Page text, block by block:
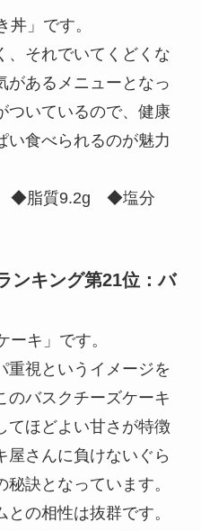
」です。
、それでいてくどくな
があるメニューとなっ
ついているので、健康
い食べられるのが魅力
◆脂質9.2g ◆塩分
ンキング第21位：バ
キ」です。
重視というイメージを
のバスクチーズケーキ
てほどよい甘さが特徴
屋さんに負けないぐら
訣となっています。
の相性は抜群です。